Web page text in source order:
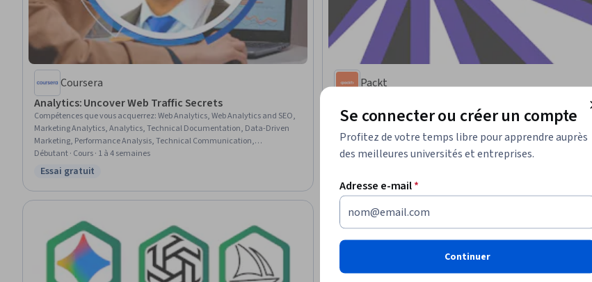
Coursera
Analytics: Uncover Web Traffic Secrets
Compétences que vous acquerrez:Web Analytics, Web Analytics and SEO,
Marketing Analytics, Analytics, Technical Documentation, Data-Driven
Marketing, Performance Analysis, Technical Communication,
Performance Metric, Data Literacy, Data-Driven Decision-Making
Débutant · Cours · 1 à 4 semaines
Statut : Essai gratuit
Essai gratuit
Packt
Compétences que vous acquerrez: Développement du programme,
Déploiement des applications, Optimisation du contenu, Recherche de
mots-clés, Optimisation des moteurs de recherche, Programmation
orientée objet (POO), jQuery, Validation des données, Serveurs web
Intermédiaire · Cours · 1 à 4 semaines
Statut : Essai gratuit
Se connecter ou créer un compte
Profitez de votre temps libre pour apprendre auprès
des meilleures universités et entreprises.
Adresse e-mail*
Continuer